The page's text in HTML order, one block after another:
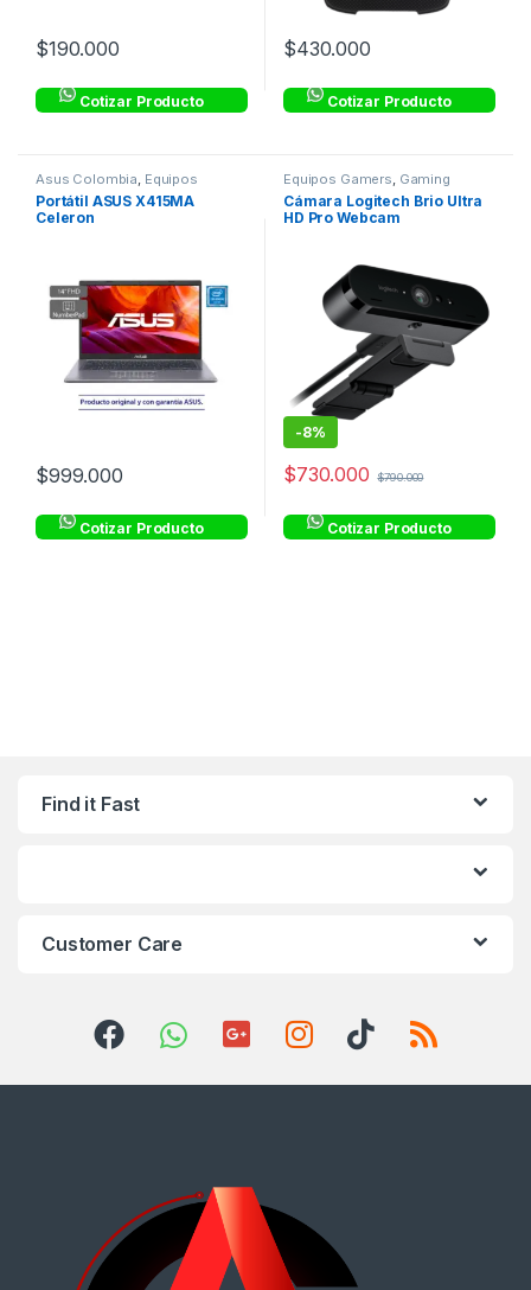
$190.000
Cotizar Producto
$430.000
Cotizar Producto
Asus Colombia, Equipos
Gamers Gaming
Portátil ASUS X415MA
Celeron
$999.000
Cotizar Producto
Equipos Gamers, Gaming
Cámara Logitech Brio Ultra
HD Pro Webcam
-8%
$730.000 $790.000
Cotizar Producto
Find it Fast
Customer Care